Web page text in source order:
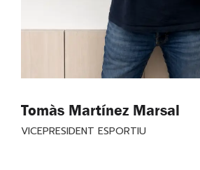
Tomàs Martínez Marsal
VICEPRESIDENT ESPORTIU